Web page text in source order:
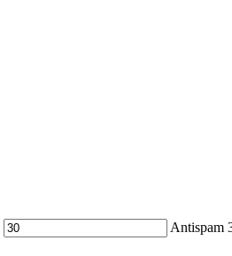
Antispam